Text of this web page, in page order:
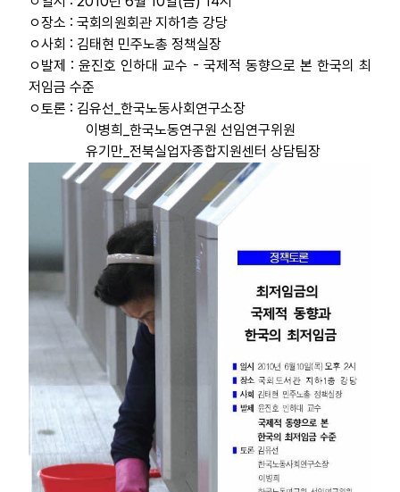
ㅇ장소 : 국회의원회관 지하1층 강당
ㅇ사회 : 김태현 민주노총 정책실장
ㅇ발제 : 윤진호 인하대 교수 - 국제적 동향으로 본 한국의 최
저임금 수준
ㅇ토론 : 김유선_한국노동사회연구소장
이병희_한국노동연구원 선임연구위원
유기만_전북실업자종합지원센터 상담팀장
업무